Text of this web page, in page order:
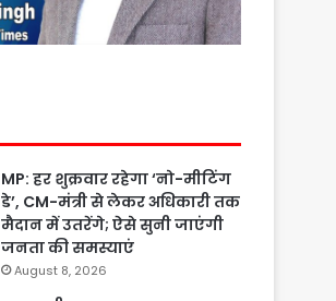
MP: हर शुक्रवार रहेगा ‘नो-मीटिंग
डे’, CM-मंत्री से लेकर अधिकारी तक
मैदान में उतरेंगे; ऐसे सुनी जाएंगी
जनता की समस्याएं
August 8, 2026